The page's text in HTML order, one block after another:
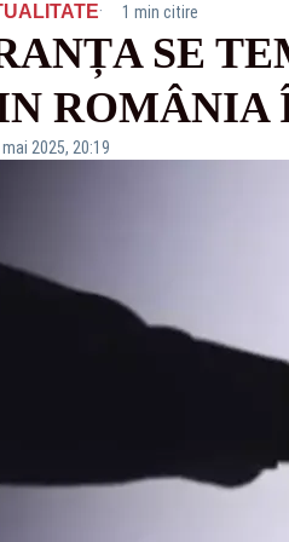
· 1 min citire
SE
ROMÂNIA
mai 2025, 20:19